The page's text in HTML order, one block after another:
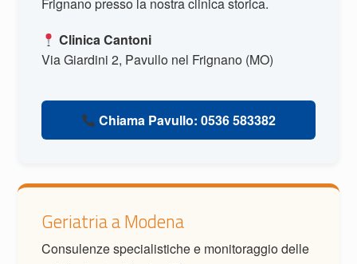
Clinica Cantoni
Via Giardini 2, Pavullo nel Frignano (MO)
Chiama Pavullo: 0536 583382
Geriatria a Modena
Consulenze specialistiche e monitoraggio delle